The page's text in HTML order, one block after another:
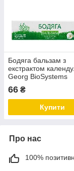
Бодяга бальзам з
екстрактом
Georg BioSystems
66 ₴
Купити
Про нас
100%